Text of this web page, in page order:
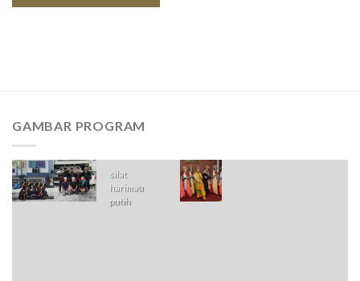
GAMBAR PROGRAM
silat
harimau
putih